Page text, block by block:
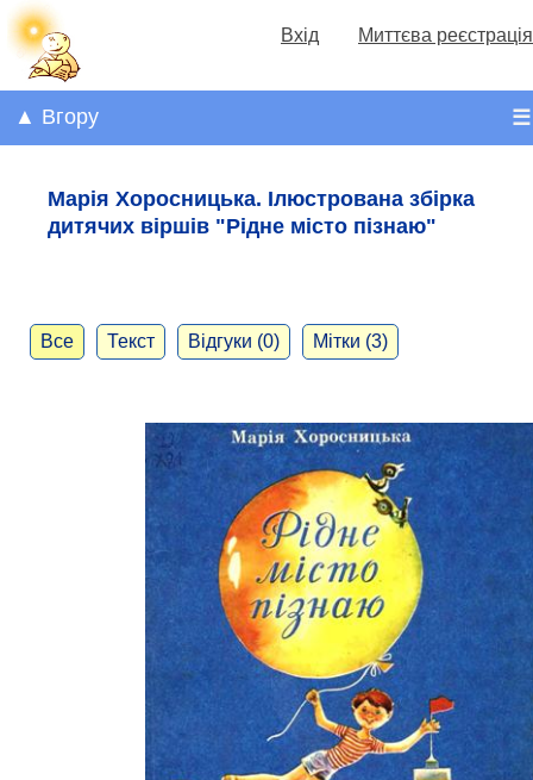
Вхід Миттєва реєстрація
☰
▲ Вгору
Марія Хоросницька. Ілюстрована збірка
дитячих віршів "Рідне місто пізнаю"
Все Текст Відгуки (0) Мітки (3)